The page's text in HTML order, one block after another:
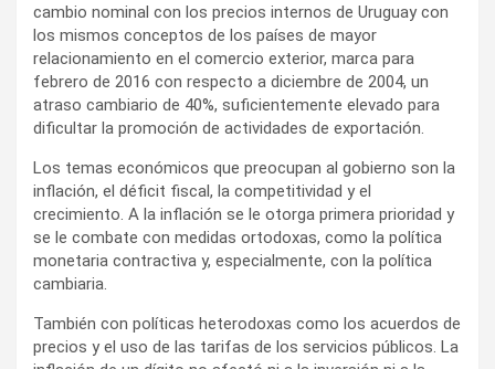
cambio nominal con los precios internos de Uruguay con
los mismos conceptos de los países de mayor
relacionamiento en el comercio exterior, marca para
febrero de 2016 con respecto a diciembre de 2004, un
atraso cambiario de 40%, suficientemente elevado para
dificultar la promoción de actividades de exportación.
Los temas económicos que preocupan al gobierno son la
inflación, el déficit fiscal, la competitividad y el
crecimiento. A la inflación se le otorga primera prioridad y
se le combate con medidas ortodoxas, como la política
monetaria contractiva y, especialmente, con la política
cambiaria.
También con políticas heterodoxas como los acuerdos de
precios y el uso de las tarifas de los servicios públicos. La